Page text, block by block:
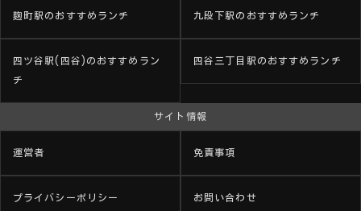
麹町駅のおすすめランチ 九段下駅のおすすめランチ
四ツ谷駅(四谷)のおすすめラン
チ
四谷三丁目駅のおすすめランチ
サイト情報
運営者 免責事項
プライバシーポリシー お問い合わせ